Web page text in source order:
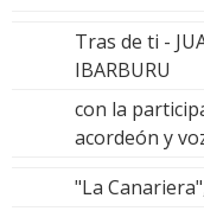
Tras de ti -
IBARBURU
con la
acordeón y
"La